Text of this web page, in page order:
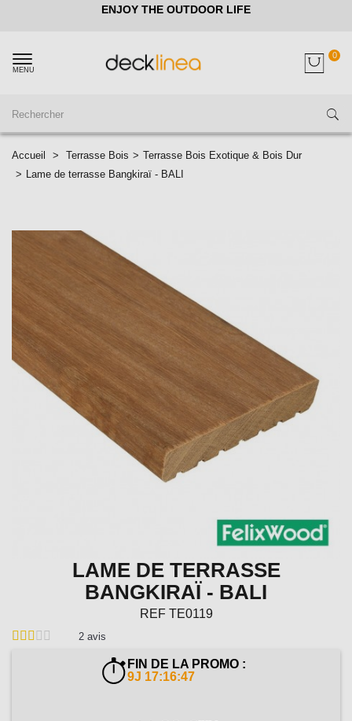
ENJOY THE OUTDOOR LIFE
MENU
0
Accueil > Terrasse Bois > Terrasse Bois Exotique & Bois Dur
> Lame de terrasse Bangkiraï - BALI
LAME DE TERRASSE
BANGKIRAÏ - BALI
REF TE0119
2 avis
FIN DE LA PROMO :
9J 17:16:46